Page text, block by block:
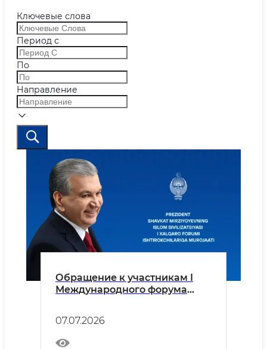
Ключевые слова
Период с
По
Направление
Обращение к участникам I
Международного форума
07.07.2026